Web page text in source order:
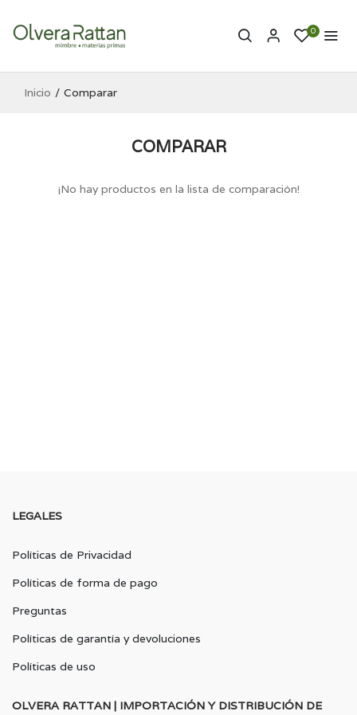
0
Inicio Comparar
COMPARAR
¡No hay productos en la lista de comparación!
LEGALES
Políticas de Privacidad
Políticas de forma de pago
Preguntas
Políticas de garantía y devoluciones
Políticas de uso
OLVERA RATTAN | IMPORTACIÓN Y DISTRIBUCIÓN DE